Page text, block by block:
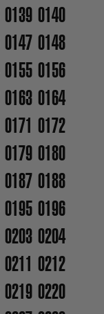
0139 0140
0147 0148
0155 0156
0163 0164
0171 0172
0179 0180
0187 0188
0195 0196
0203 0204
0211 0212
0219 0220